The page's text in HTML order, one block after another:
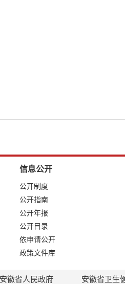
信息公开
公开制度
公开指南
公开年报
公开目录
依申请公开
政策文件库
安徽省人民政府 安徽省卫生